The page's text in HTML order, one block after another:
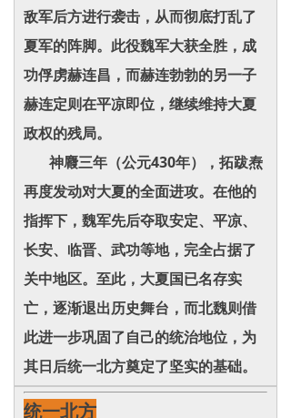
敌军后方进行袭击，从而彻底打乱了
夏军的阵脚。此役魏军大获全胜，成
功俘虏赫连昌，而赫连勃勃的另一子
赫连定则在平凉即位，继续维持大夏
政权的残局。
神麚三年（公元430年），拓跋焘
再度发动对大夏的全面进攻。在他的
指挥下，魏军先后夺取安定、平凉、
长安、临晋、武功等地，完全占据了
关中地区。至此，大夏国已名存实
亡，逐渐退出历史舞台，而北魏则借
此进一步巩固了自己的统治地位，为
其日后统一北方奠定了坚实的基础。
统一北方